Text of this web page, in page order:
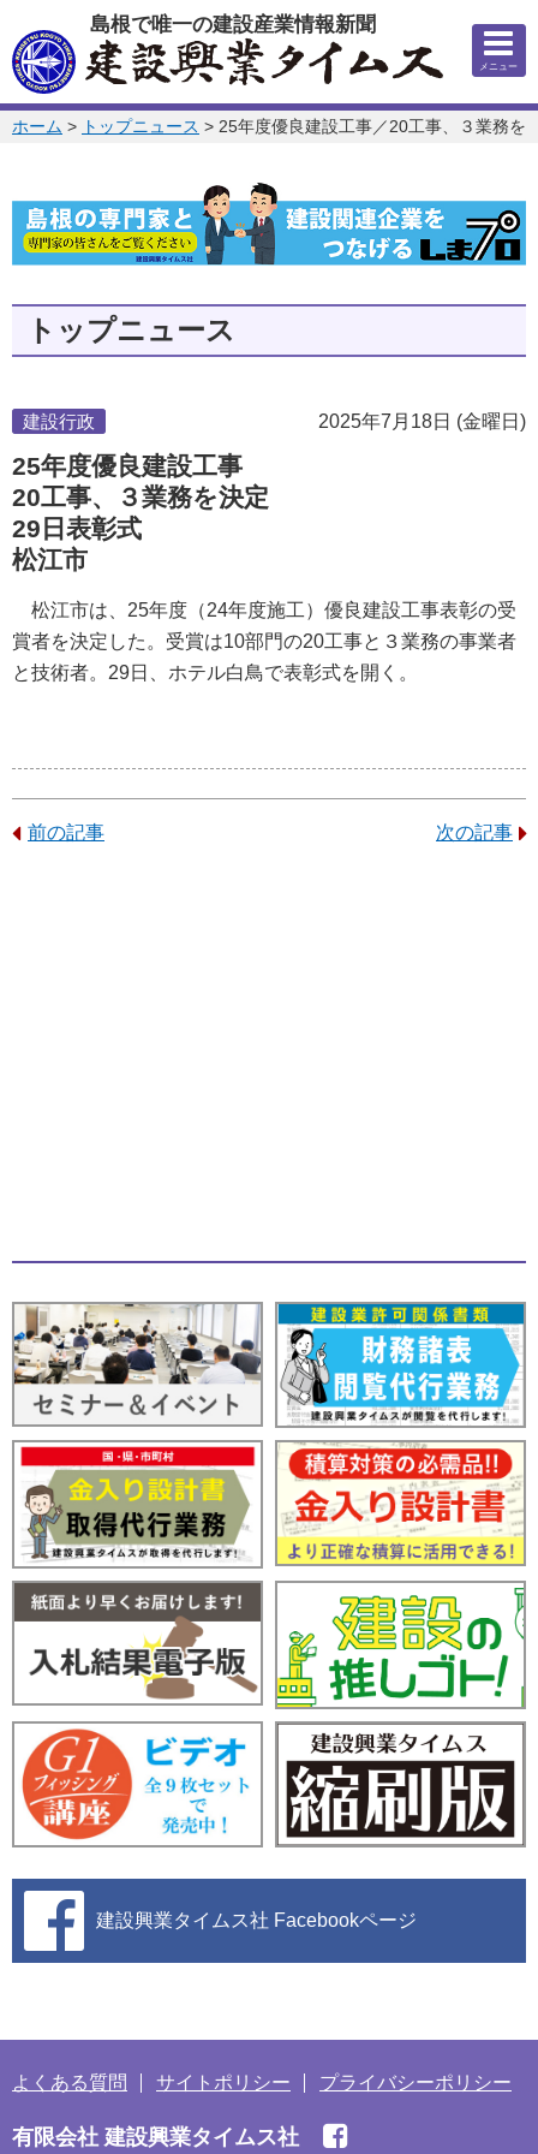
このページの本文へ
島根で唯一の建設産業情報新聞
メニュー
このページの位置:
ホーム > トップニュース > 25年度優良建設工事／20工事、３業務を
トップニュース
2025年7月18日 (金曜日)
建設行政
25年度優良建設工事
20工事、３業務を決定
29日表彰式
松江市
松江市は、25年度（24年度施工）優良建設工事表彰の受
賞者を決定した。受賞は10部門の20工事と３業務の事業者
と技術者。29日、ホテル白鳥で表彰式を開く。
前の記事 次の記事
建設興業タイムス社 Facebookページ
よくある質問 サイトポリシー プライバシーポリシー
有限会社 建設興業タイムス社